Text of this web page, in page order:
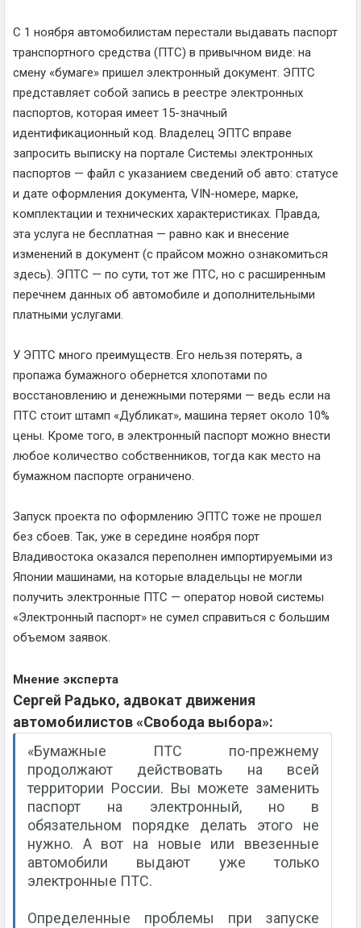
С 1 ноября автомобилистам перестали выдавать паспорт
транспортного средства (ПТС) в привычном виде: на
смену «бумаге» пришел электронный документ. ЭПТС
представляет собой запись в реестре электронных
паспортов, которая имеет 15-значный
идентификационный код. Владелец ЭПТС вправе
запросить выписку на портале Системы электронных
паспортов — файл с указанием сведений об авто: статусе
и дате оформления документа, VIN-номере, марке,
комплектации и технических характеристиках. Правда,
эта услуга не бесплатная — равно как и внесение
изменений в документ (с прайсом можно ознакомиться
здесь). ЭПТС — по сути, тот же ПТС, но с расширенным
перечнем данных об автомобиле и дополнительными
платными услугами.
У ЭПТС много преимуществ. Его нельзя потерять, а
пропажа бумажного обернется хлопотами по
восстановлению и денежными потерями — ведь если на
ПТС стоит штамп «Дубликат», машина теряет около 10%
цены. Кроме того, в электронный паспорт можно внести
любое количество собственников, тогда как место на
бумажном паспорте ограничено.
Запуск проекта по оформлению ЭПТС тоже не прошел
без сбоев. Так, уже в середине ноября порт
Владивостока оказался переполнен импортируемыми из
Японии машинами, на которые владельцы не могли
получить электронные ПТС — оператор новой системы
«Электронный паспорт» не сумел справиться с большим
объемом заявок.
Мнение эксперта
Сергей Радько, адвокат движения
автомобилистов «Свобода выбора»:
«Бумажные ПТС по-прежнему
продолжают действовать на всей
территории России. Вы можете заменить
паспорт на электронный, но в
обязательном порядке делать этого не
нужно. А вот на новые или ввезенные
автомобили выдают уже только
электронные ПТС.
Определенные проблемы при запуске